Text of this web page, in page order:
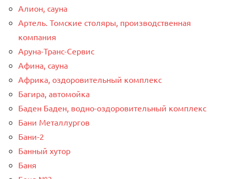
Алион, сауна
Артель. Томские столяры, производственная
компания
Аруна-Транс-Сервис
Афина, сауна
Африка, оздоровительный комплекс
Багира, автомойка
Баден Баден, водно-оздоровительный комплекс
Бани Металлургов
Бани-2
Банный хутор
Баня